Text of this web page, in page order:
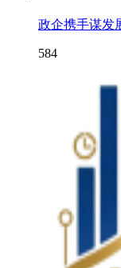
政企携手谋发
584